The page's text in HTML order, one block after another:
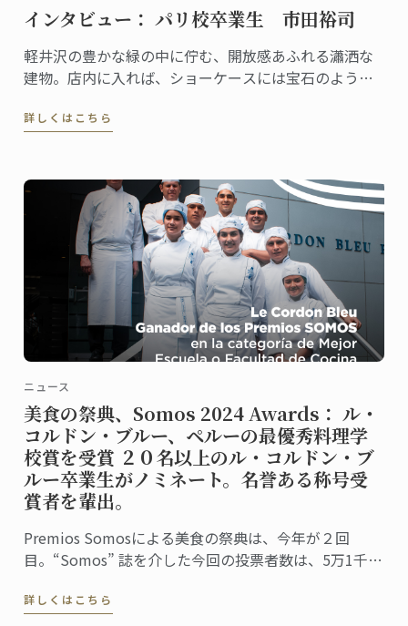
インタビュー： パリ校卒業生 市田裕司
軽井沢の豊かな緑の中に佇む、開放感あふれる瀟洒な
建物。店内に入れば、ショーケースには宝石のように
誘います。
詳しくはこちら
ニュース
美食の祭典、Somos 2024 Awards： ル・
コルドン・ブルー、ペルーの最優秀料理学
校賞を受賞 ２０名以上のル・コルドン・ブ
ルー卒業生がノミネート。名誉ある称号受
賞者を輩出。
Premios Somosによる美食の祭典は、今年が２回
目。“Somos” 誌を介した今回の投票者数は、5万1千人
ラン、および関連企業を称え４０部門における受賞
詳しくはこちら